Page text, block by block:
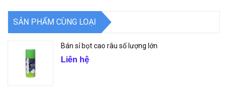
SẢN PHẨM CÙNG LOẠI
Bán sỉ bọt cao râu số lượng lớn
Liên hệ